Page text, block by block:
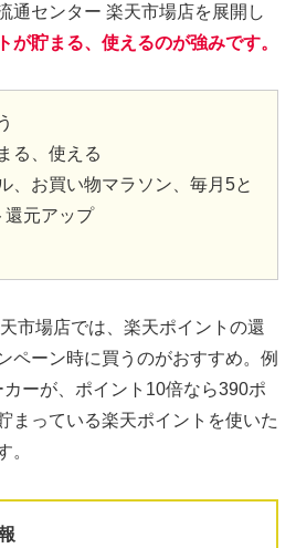
通センター 楽天市場店を展開し
が貯まる、使えるのが強みです。
る、使える
、お買い物マラソン、毎月5と
還元アップ
市場店では、楽天ポイントの還
ペーン時に買うのがおすすめ。例
ーが、ポイント10倍なら390ポ
まっている楽天ポイントを使いた
。